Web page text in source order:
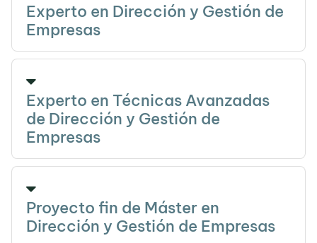
Experto en Dirección y Gestión de
Empresas
Experto en Técnicas Avanzadas
de Dirección y Gestión de
Empresas
Proyecto fin de Máster en
Dirección y Gestión de Empresas